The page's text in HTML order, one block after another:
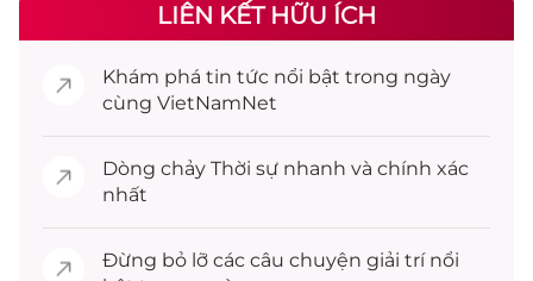
LIÊN KẾT HỮU ÍCH
Khám phá tin tức nổi bật trong ngày
cùng VietNamNet
Dòng chảy Thời sự nhanh và chính xác
nhất
Đừng bỏ lỡ các câu chuyện giải trínổi